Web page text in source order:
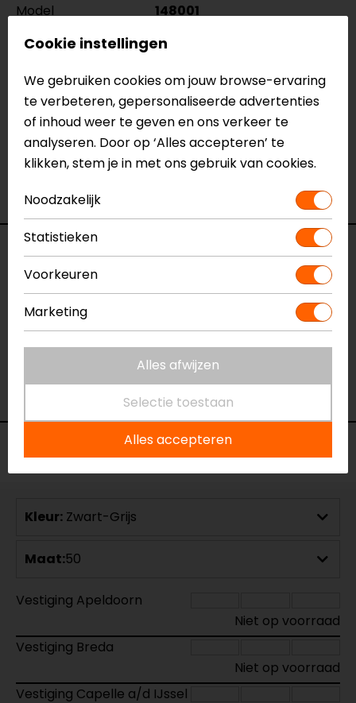
Model
148001
Kleur
Zwart-Grijs
Aanritsbaar
Rits rondom
Certificeringsklasse
Materiaal
Sportief
Seizoen
Zomer
Meshpanelen,
Reviews (1)
18-02-2026
geen toelichting gegeven
Voorraad
Kleur: Zwart-Grijs
Maat:50
Vestiging Apeldoorn
Niet op voorraad
Vestiging Breda
Niet op voorraad
Vestiging Capelle a/d IJssel
Cookie instellingen
We gebruiken cookies om jouw browse-ervaring
te verbeteren, gepersonaliseerde advertenties
of inhoud weer te geven en ons verkeer te
analyseren. Door op ‘Alles accepteren’ te
klikken, stem je in met ons gebruik van cookies.
Noodzakelijk
Statistieken
Voorkeuren
Marketing
Alles afwijzen
Selectie toestaan
Alles accepteren